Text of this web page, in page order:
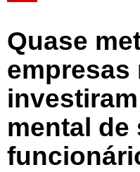
Quase
empresas
mental de